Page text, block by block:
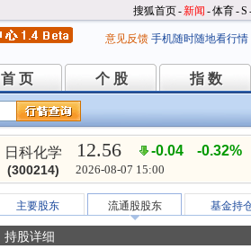
搜狐首页-新闻 -体育-S
意见反馈 手机随时随地看行情
首 页
首 页 个 股
个 股 指 数
指 数
日科化学
(300214)
12.56 -0.04 -0.32%
2026-08-07 15:00
主要股东 流通股股东 基金持
持股详细